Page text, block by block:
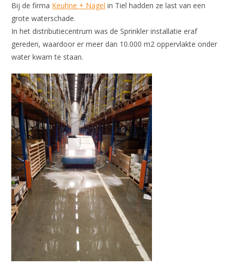
Bij de firma Keuhne + Nagel in Tiel hadden ze last van een
grote waterschade.
In het distributiecentrum was de Sprinkler installatie eraf
gereden, waardoor er meer dan 10.000 m2 oppervlakte onder
water kwam te staan.